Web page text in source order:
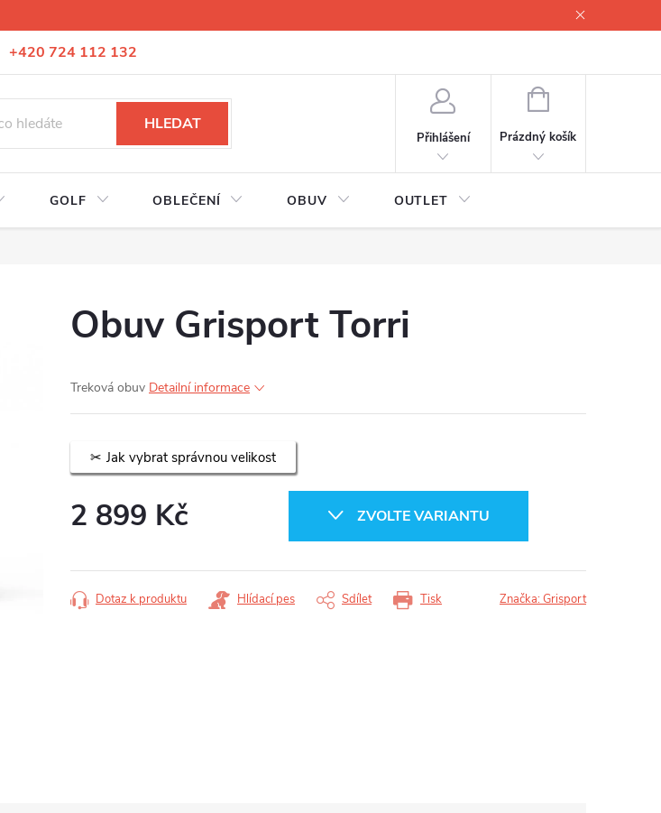
+420 724 112 132
Úprava lyžáků na míru
HLEDAT
Přihlášení
NÁKUPNÍ
Prázdný košík
GOLF OBLEČENÍ OBUV OUTLET
Obuv Grisport Torri
Treková obuv Detailní informace
Jak vybrat správnou velikost
2 899 Kč ZVOLTE VARIANTU
Tisk
Dotaz k produktu Hlídací pes Sdílet Značka:Grisport